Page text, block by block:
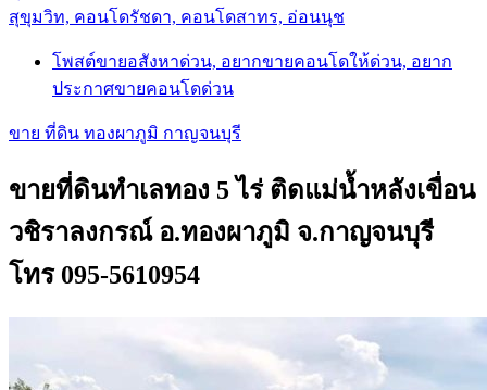
สุขุมวิท, คอนโดรัชดา, คอนโดสาทร, อ่อนนุช
โพสต์ขายอสังหาด่วน, อยากขายคอนโดให้ด่วน, อยาก
ประกาศขายคอนโดด่วน
ขาย ที่ดิน ทองผาภูมิ กาญจนบุรี
ขายที่ดินทำเลทอง 5 ไร่ ติดแม่น้ำหลังเขื่อน
วชิราลงกรณ์ อ.ทองผาภูมิ จ.กาญจนบุรี
โทร 095-5610954